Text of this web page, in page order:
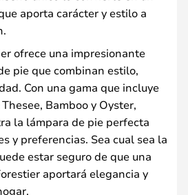
aporta carácter y estilo a
ofrece una impresionante
pie que combinan estilo,
Con una gama que incluye
Bamboo y Oyster,
la lámpara de pie perfecta
y preferencias. Sea cual sea la
estar seguro de que una
aportará elegancia y